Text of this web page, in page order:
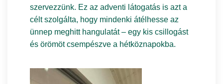
szervezzünk. Ez az adventi látogatás is azt a
célt szolgálta, hogy mindenki átélhesse az
ünnep meghitt hangulatát – egy kis csillogást
és örömöt csempészve a hétköznapokba.